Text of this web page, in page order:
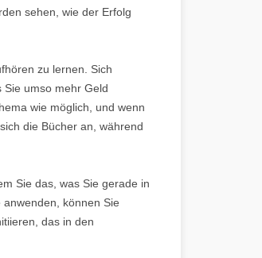
sehen, wie der Erfolg
zu lernen. Sich
umso mehr Geld
wie möglich, und wenn
die Bücher an, während
Sie das, was Sie gerade in
können Sie
das in den